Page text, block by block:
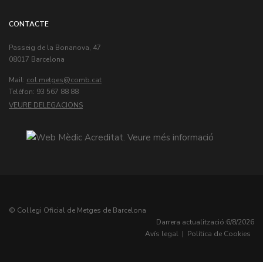
CONTACTE
Passeig de la Bonanova, 47
08017 Barcelona
Mail: col.metges
Teléfon: 93 567 88 88
VEURE DELEGACIONS
© Col·legi Oficial de Metges de Barcelona
Darrera actualització:6/8/2026
Avís legal | Política de Cookies